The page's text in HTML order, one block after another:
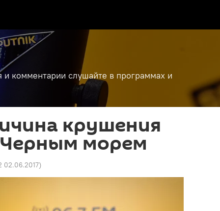
комментарии слушайте в программах и
крушения
морем
02.06.2017)